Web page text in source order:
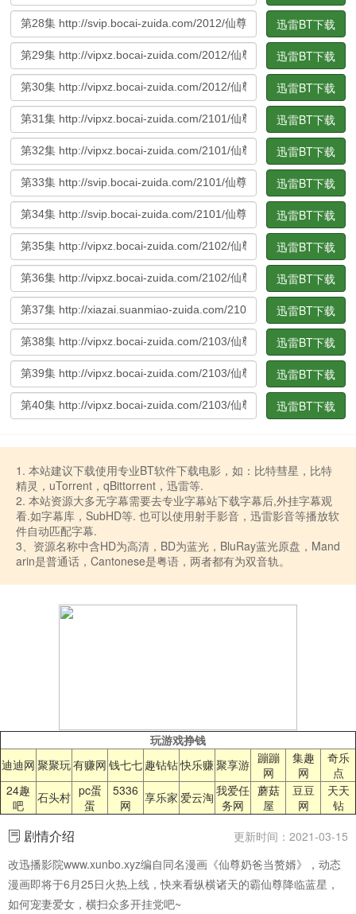
迅雷BT下载
迅雷BT下载
迅雷BT下载
迅雷BT下载
迅雷BT下载
迅雷BT下载
迅雷BT下载
迅雷BT下载
迅雷BT下载
迅雷BT下载
迅雷BT下载
迅雷BT下载
迅雷BT下载
1. 本站建议下载使用专业BT软件下载电影，如：比特彗星，比特
精灵，uTorrent，qBittorrent，迅雷等.
2. 本站资源大多无字幕需要去专业字幕站下载字幕后,外挂字幕观
看.如字幕库，SubHD等. 也可以使用射手影音，迅雷影音等播放软
件自动匹配字幕.
3、资源名称中含HD为高清，BD为蓝光，BluRay蓝光原盘，Mand
arin是普通话，Cantonese是粤语，两者都有为双音轨。
玩游戏挣钱
迪迪网 聚聚玩有赚网 钱七七 趣钻钻快乐赚聚享游 蹦蹦
网
集趣
网
奇乐
点
24趣
吧
石头村 pc蛋
蛋
5336
网
享乐家 爱云淘 我爱任
务网
蘑菇
屋
豆豆
网
天天
钻
更新时间：2021-03-15
剧情介绍
改迅播影院www.xunbo.xyz编自同名漫画《仙尊奶爸当赘婿》，动态
漫画即将于6月25日火热上线，快来看纵横诸天的霸仙尊降临蓝星，
如何宠妻爱女，横扫众多开挂党吧~